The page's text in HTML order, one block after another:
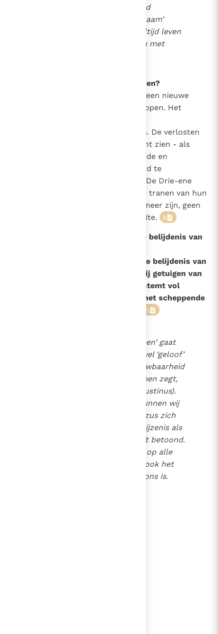
God nog eenmaal scheppend
handelen. In een ‘nieuw lichaam’
zullen zij voor altijd leven
in Gods heerlijkheid en Hem met
Hoe zal de wereld voltooid worden?
Aan het einde der tijden zal God een nieuwe
hemel en een nieuwe aarde scheppen. Het
aantrekkingskracht meer hebben. De verlosten
zullen God van gezicht tot gezicht zien - als
vrienden. Hun verlangen naar vrede en
gerechtigheid zal vervuld zijn. God te
aanschouwen zal hun geluk zijn. De Drie-ene
God zal onder hen wonen en alle tranen van hun
ogen afwissen: de dood zal niet meer zijn, geen
verdriet, geen geklaag, geen moeite. 9
Waarom zeggen wij ‘amen’ na de belijdenis van
- dus: ja - op de belijdenis van
ons geloof omdat God wil dat wij getuigen van
het geloof zijn. Wie amen zegt, stemt vol
blijdschap en in vrijheid in met het scheppende
10
Het Hebreeuwse woord ‘amen’ gaat
terug op een wortel die zowel ‘geloof’
als ‘standvastigheid, betrouwbaarheid
en trouw’ betekent. ‘Wie amen zegt,
zet zijn handtekening’ (Augustinus).
Dit onvoorwaardelijke ‘ja’ kunnen wij
alleen uitspreken omdat Jezus zich
voor ons in de dood en verrijzenis als
trouw en betrouwbaar heeft betoond.
Hij is zelf het menselijke ‘ja’ op alle
beloften van God, zoals Hij ook het
definitieve ‘ja’ van God aan ons is.